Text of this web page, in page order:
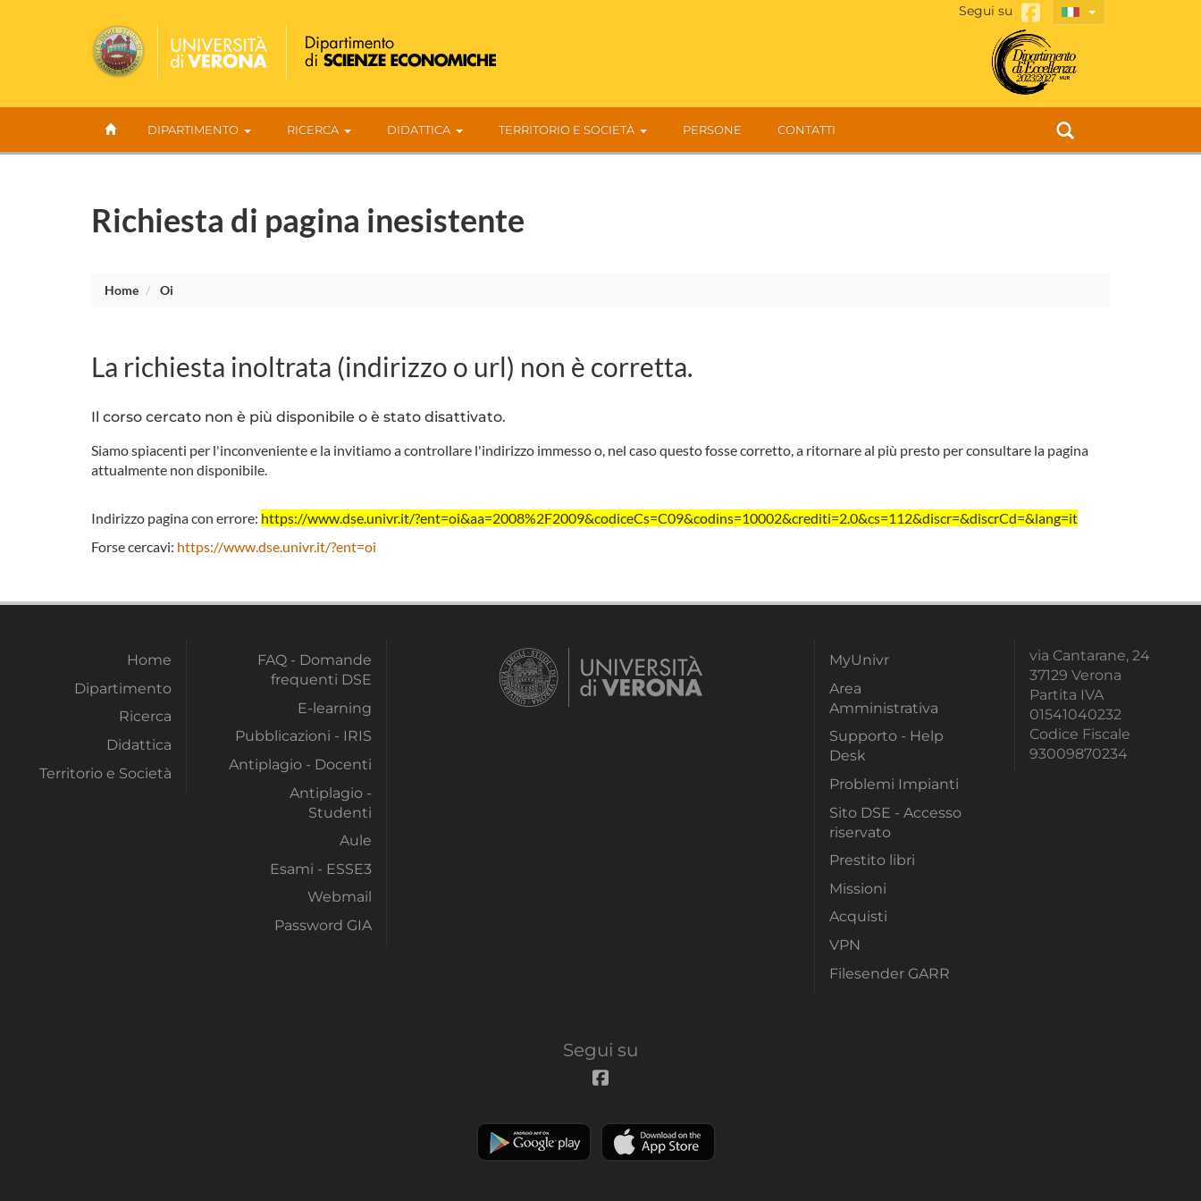
Segui su
DIPARTIMENTO RICERCA DIDATTICA TERRITORIO E SOCIETÀ PERSONE CONTATTI
Richiesta di pagina inesistente
Home Oi
La richiesta inoltrata (indirizzo o url) non è corretta.
Il corso cercato non è più disponibile o è stato disattivato.
Siamo spiacenti per l'inconveniente e la invitiamo a controllare l'indirizzo immesso o, nel caso questo fosse corretto, a ritornare al più presto per consultare la pagina
attualmente non disponibile.
Indirizzo pagina con errore: https://www.dse.univr.it/?ent=oi&aa=2008%2F2009&codiceCs=C09&codins=10002&crediti=2.0&cs=112&discr=&discrCd=&lang=it
Forse cercavi: https://www.dse.univr.it/?ent=oi
Home
Dipartimento
Ricerca
Didattica
Territorio e Società
FAQ - Domande
frequenti DSE
E-learning
Pubblicazioni - IRIS
Antiplagio - Docenti
Antiplagio -
Studenti
Aule
Esami - ESSE3
Webmail
Password GIA
MyUnivr
Area
Amministrativa
Supporto - Help
Desk
Problemi Impianti
Sito DSE - Accesso
riservato
Prestito libri
Missioni
Acquisti
VPN
Filesender GARR
via Cantarane, 24
37129 Verona
Partita IVA
01541040232
Codice Fiscale
93009870234
Segui su